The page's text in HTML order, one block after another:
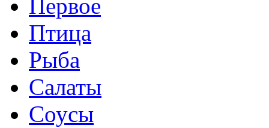
Первое
Птица
Рыба
Салаты
Соусы